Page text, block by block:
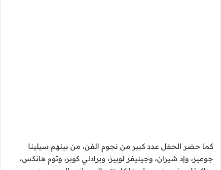
كما حضر الحفل عدد كبير من نجوم الفن، من بينهم سيلينا
جوميز، وإد شيران، وجينيفر لوبيز، وبرادلي كوبر، وتوم هانكس،